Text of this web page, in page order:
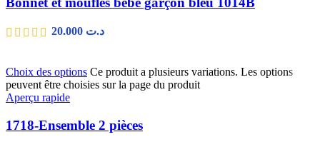
د.ت
Choix des options Ce produit a plusieurs variations. Les options
peuvent être choisies sur la page du produit
Aperçu rapide
1718-Ensemble 2 pièces